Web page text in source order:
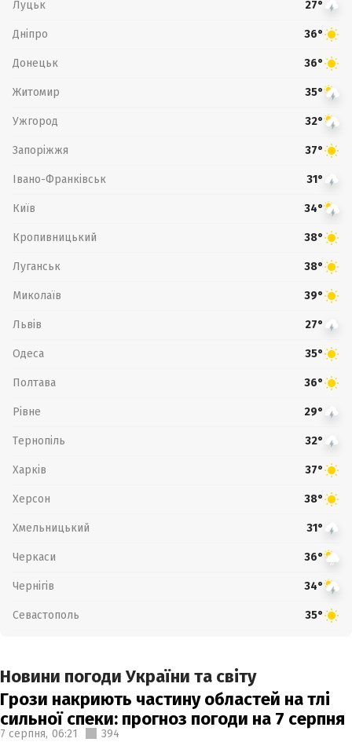
Луцьк 27°
Дніпро 36°
Донецьк 36°
Житомир 35°
Ужгород 32°
Запоріжжя 37°
Івано-Франківськ 31°
Київ 34°
Кропивницький 38°
Луганськ 38°
Миколаїв 39°
Львів 27°
Одеса 35°
Полтава 36°
Рівне 29°
Тернопіль 32°
Харків 37°
Херсон 38°
Хмельницький 31°
Черкаси 36°
Чернігів 34°
Севастополь 35°
Новини погоди України та світу
Грози накриють частину областей на тлі
сильної спеки: прогноз погоди на 7 серпня
7 серпня, 06:21 394